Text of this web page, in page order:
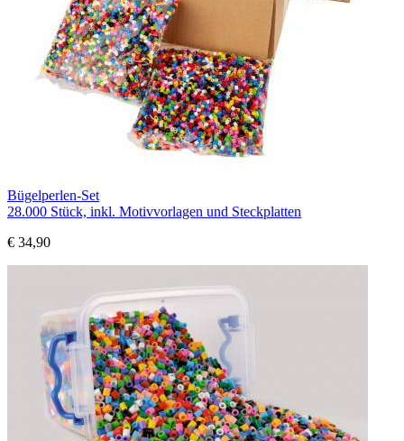
Bügelperlen-Set
28.000 Stück, inkl. Motivvorlagen und Steckplatten
€ 34,90